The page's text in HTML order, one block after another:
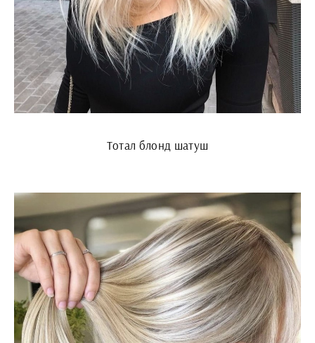
Тотал блонд шатуш